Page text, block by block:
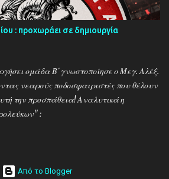
: προχωράει σε δημιουργία
ομάδα Β΄γνωστοποίησε ο Μεγ. Αλέξ.
νεαρούς ποδοσφαιριστές που θέλουν
την προσπάθεια! Αναλυτικά η
:
Από το Blogger